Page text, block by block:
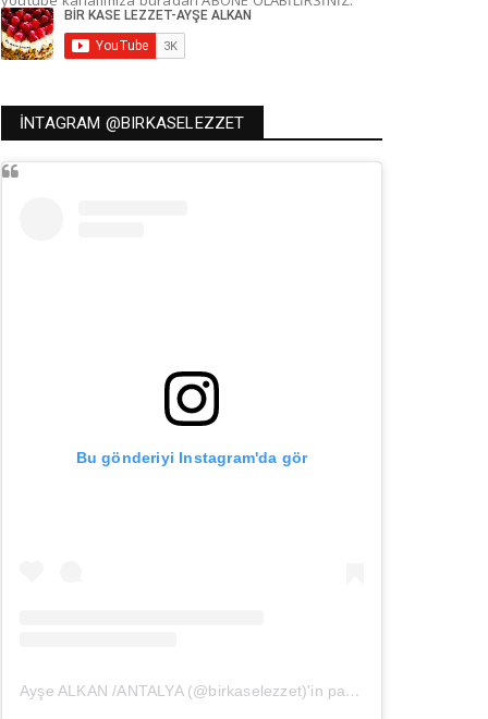
İNTAGRAM @BIRKASELEZZET
Bu gönderiyi Instagram'da gör
Ayşe ALKAN /ANTALYA (@birkaselezzet)'in paylaştığı bir gönderi